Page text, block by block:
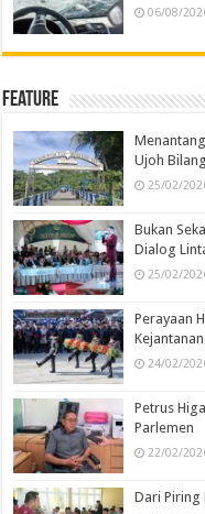
06/08/
Feature
Ujoh Bilang
25/02/
Bukan
Dialog
25/02/
Perayaan
24/02/
Petrus
Parlemen
22/02/
Dari Piring